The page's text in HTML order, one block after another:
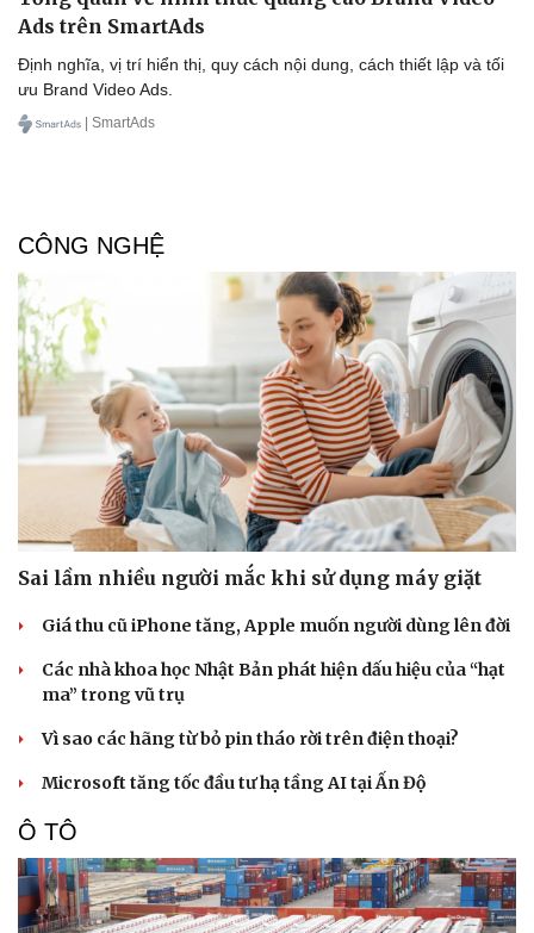
Ads trên SmartAds
Định nghĩa, vị trí hiển thị, quy cách nội dung, cách thiết lập và tối
ưu Brand Video Ads.
| SmartAds
CÔNG NGHỆ
Sai lầm nhiều người mắc khi sử dụng máy giặt
Giá thu cũ iPhone tăng, Apple muốn người dùng lên đời
Các nhà khoa học Nhật Bản phát hiện dấu hiệu của “hạt
ma” trong vũ trụ
Vì sao các hãng từ bỏ pin tháo rời trên điện thoại?
Microsoft tăng tốc đầu tư hạ tầng AI tại Ấn Độ
Ô TÔ